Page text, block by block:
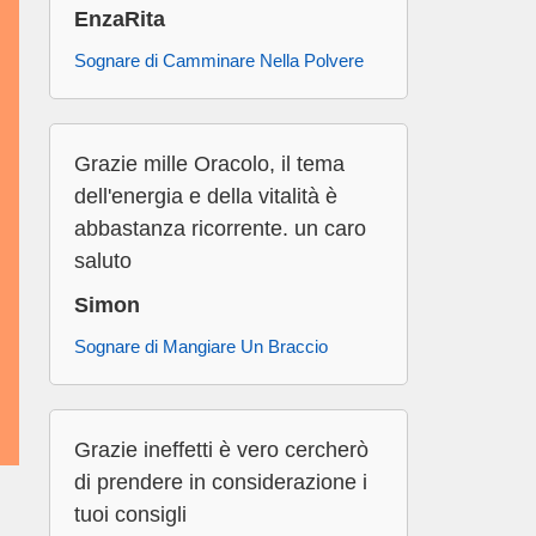
EnzaRita
Sognare di Camminare Nella Polvere
Grazie mille Oracolo, il tema
dell'energia e della vitalità è
abbastanza ricorrente. un caro
saluto
Simon
Sognare di Mangiare Un Braccio
Grazie ineffetti è vero cercherò
di prendere in considerazione i
tuoi consigli